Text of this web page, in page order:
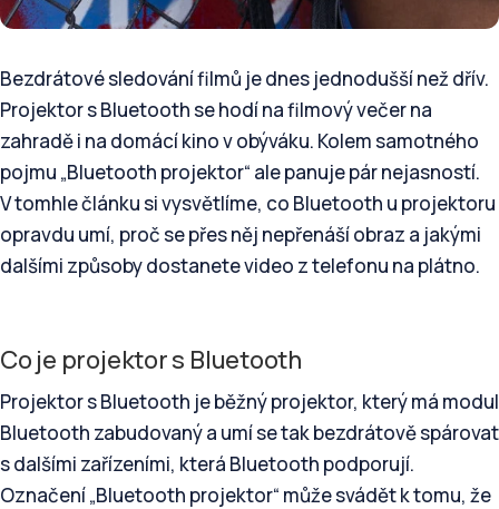
Bezdrátové sledování filmů je dnes jednodušší než dřív.
Projektor s Bluetooth se hodí na filmový večer na
zahradě i na domácí kino v obýváku. Kolem samotného
pojmu „Bluetooth projektor“ ale panuje pár nejasností.
V tomhle článku si vysvětlíme, co Bluetooth u projektoru
opravdu umí, proč se přes něj nepřenáší obraz a jakými
dalšími způsoby dostanete video z telefonu na plátno.
Co je projektor s Bluetooth
Projektor s Bluetooth je běžný projektor, který má modul
Bluetooth zabudovaný a umí se tak bezdrátově spárovat
s dalšími zařízeními, která Bluetooth podporují.
Označení „Bluetooth projektor“ může svádět k tomu, že